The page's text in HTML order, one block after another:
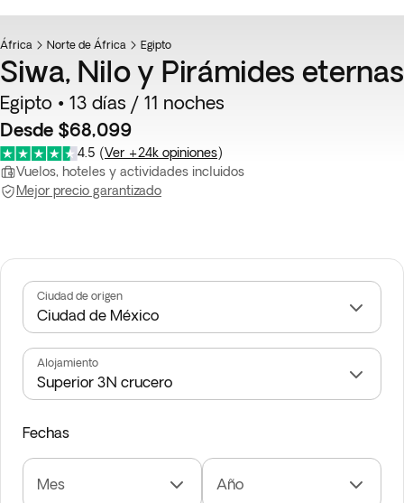
África Norte de África Egipto
Siwa, Nilo y Pirámides eternas
Egipto • 13 días / 11 noches
Desde $68,099
4.5 (Ver +24k opiniones)
Vuelos, hoteles y actividades incluidos
Mejor precio garantizado
Ciudad de origen
Alojamiento
Fechas
Mes Año